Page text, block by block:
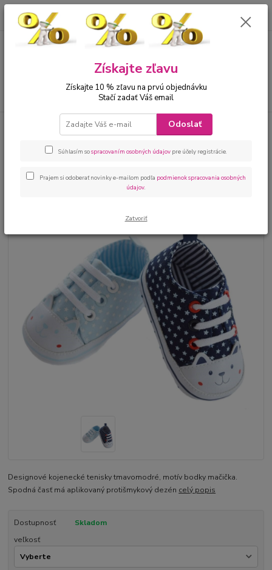
00421 905 612848 za0 €
Kojenecké topánky capačky
Kojenecké tenisky
Kojenecké tenisky tmavomodré
Designové kojenecké tenisky tmavomodré, motív bodky mačička.
Spodná časť má aplikovaný protišmykový dezén celý popis
Dostupnosť
Skladom
veľkosť
Získajte zľavu
Získajte 10 % zľavu na prvú objednávku
Stačí zadať Váš email
Odoslať
Súhlasím sospracovaním osobných údajov pre účely registrácie.
Prajem si odoberať novinky e-mailom podľa podmienok spracovania osobných
údajov.
Zatvoriť